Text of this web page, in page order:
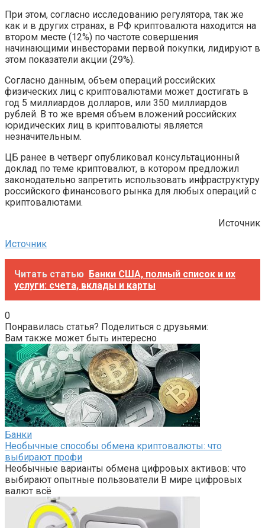
При этом, согласно исследованию регулятора, так же
как и в других странах, в РФ криптовалюта находится на
втором месте (12%) по частоте совершения
начинающими инвесторами первой покупки, лидируют в
этом показатели акции (29%).
Согласно данным, объем операций российских
физических лиц с криптовалютами может достигать в
год 5 миллиардов долларов, или 350 миллиардов
рублей. В то же время объем вложений российских
юридических лиц в криптовалюты является
незначительным.
ЦБ ранее в четверг опубликовал консультационный
доклад по теме криптовалют, в котором предложил
законодательно запретить использовать инфраструктуру
российского финансового рынка для любых операций с
криптовалютами.
Источник
Источник
Читать статью Банки США, полный список и их
услуги: счета, вклады и карты
0
Понравилась статья? Поделиться с друзьями:
Вам также может быть интересно
Банки
Необычные способы обмена криптовалюты: что
выбирают профи
Необычные варианты обмена цифровых активов: что
выбирают опытные пользователи В мире цифровых
валют всё